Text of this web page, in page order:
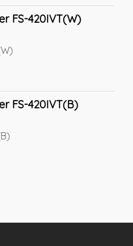
FS-420IVT(W)
FS-420IVT(B)